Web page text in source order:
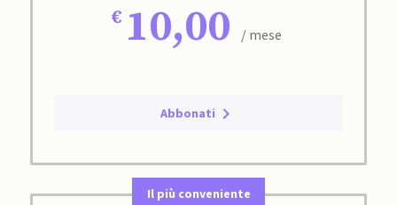
10,00 / mese
Abbonati
Il più conveniente